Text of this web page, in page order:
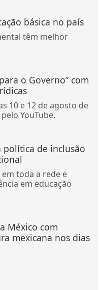
básica no país
têm melhor
o Governo” com
10 e 12 de agosto de
YouTube.
política de inclusão
toda a rede e
em educação
México com
mexicana nos dias